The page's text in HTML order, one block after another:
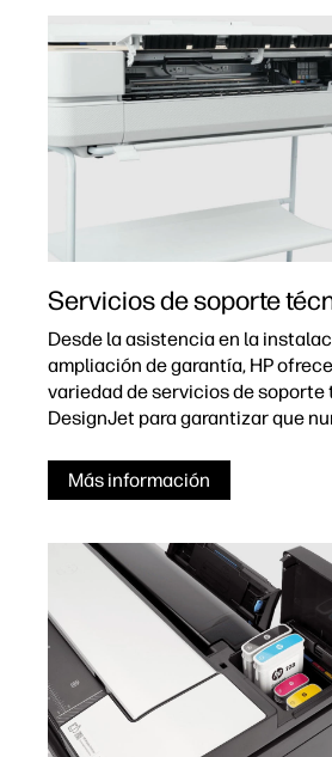
Servicios de soporte
Desde la asistencia en la
ampliación de garantía, HP
variedad de servicios de soporte
DesignJet para garantizar que
Más información